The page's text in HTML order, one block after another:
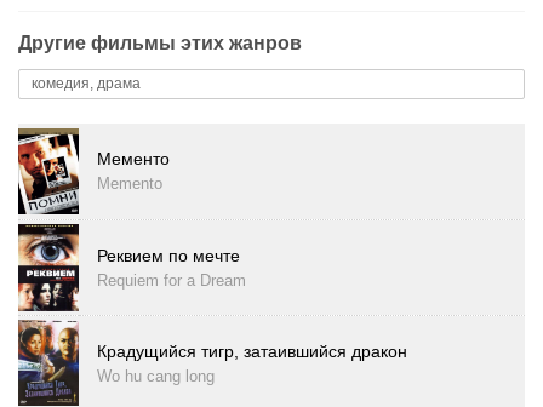
Другие фильмы этих жанров
комедия, драма
Мементо
Memento
Реквием по мечте
Requiem for a Dream
Крадущийся тигр, затаившийся дракон
Wo hu cang long